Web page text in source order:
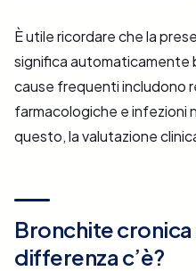
È utile ricordare che la
significa automaticamente
cause frequenti includono
farmacologiche e infezioni
questo, la valutazione
Bronchite cronica
differenza c’è?